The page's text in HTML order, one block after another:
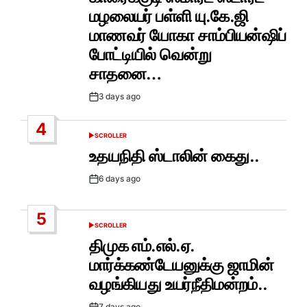
மழலையர் பள்ளி யு.கே.ஜி
மாணவர் யோகா சாம்பியன்ஷிப்
போட்டியில் வென்று
சாதனை…
Post3 days ago
4
POSTED
SCROLLER
உதயநிதி ஸ்டாலின் கைது..
Post6 days ago
5
POSTED
SCROLLER
திமுக எம்.எல்.ஏ.
மார்க்கண்டேயனுக்கு ஜாமின்
வழங்கியது உயர்நீதிமன்றம்..